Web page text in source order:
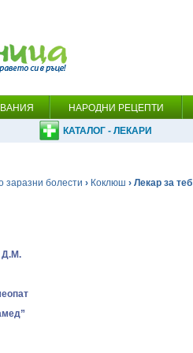
НАРОДНИ РЕЦЕПТИ
КАТАЛОГ - ЛЕКАРИ
заразни болести › Коклюш › Лекар за теб
Д.М.